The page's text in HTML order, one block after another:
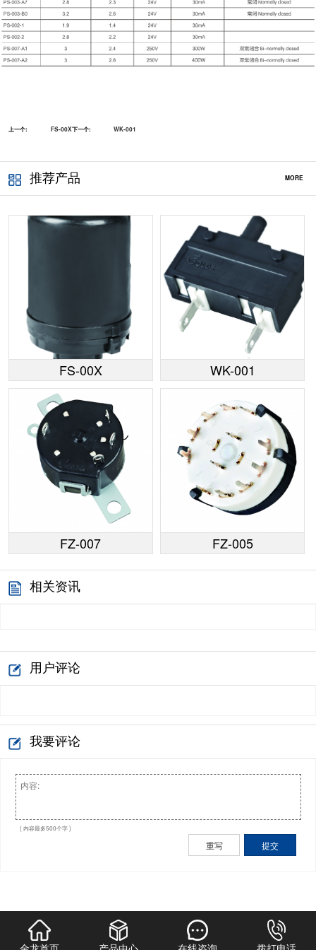
上一个: FS-00X下一个: WK-001
推荐产品 MORE
FS-00X WK-001
FZ-007 FZ-005
相关资讯
用户评论
我要评论
( 内容最多500个字 )
重写 提交